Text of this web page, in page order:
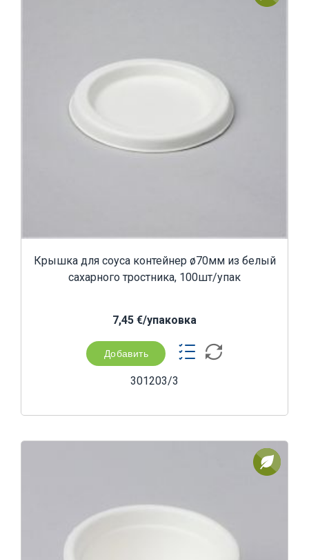
Крышка для соуса контейнер ø70мм из белый
сахарного тростника, 100шт/упак
7,45 €/yпаковка
Добавить
301203/3